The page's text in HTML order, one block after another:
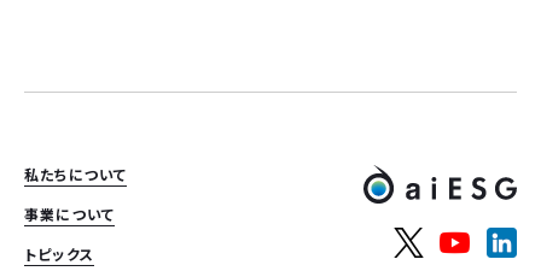
私たちについて
事業について
トピックス